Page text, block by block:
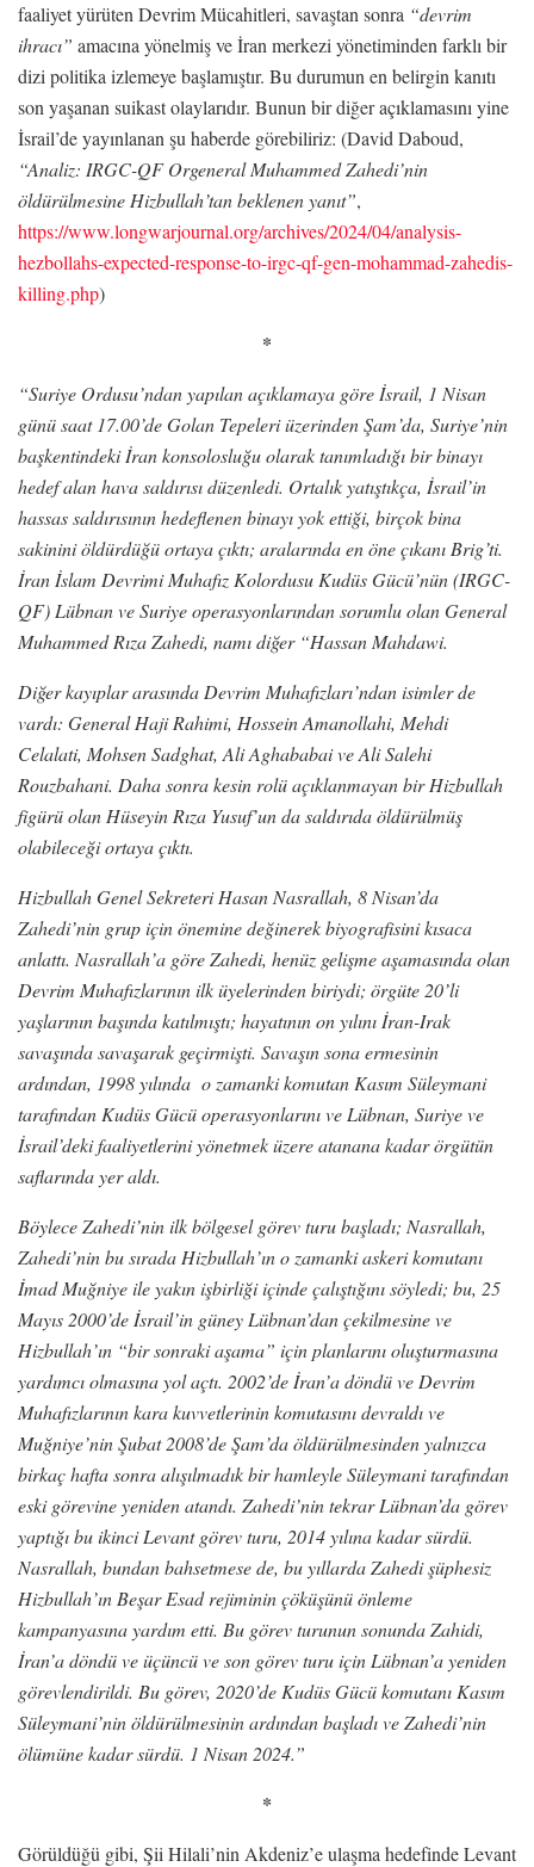
faaliyet yürüten Devrim Mücahitleri, savaştan sonra “devrim
ihracı” amacına yönelmiş ve İran merkezi yönetiminden farklı bir
dizi politika izlemeye başlamıştır. Bu durumun en belirgin kanıtı
son yaşanan suikast olaylarıdır. Bunun bir diğer açıklamasını yine
İsrail’de yayınlanan şu haberde görebiliriz: (David Daboud,
“Analiz: IRGC-QF Orgeneral Muhammed Zahedi’nin
öldürülmesine Hizbullah’tan beklenen yanıt”,
https://www.longwarjournal.org/archives/2024/04/analysis-
hezbollahs-expected-response-to-irgc-qf-gen-mohammad-zahedis-
killing.php)
*
“Suriye Ordusu’ndan yapılan açıklamaya göre İsrail, 1 Nisan
günü saat 17.00’de Golan Tepeleri üzerinden Şam’da, Suriye’nin
başkentindeki İran konsolosluğu olarak tanımladığı bir binayı
hedef alan hava saldırısı düzenledi. Ortalık yatıştıkça, İsrail’in
hassas saldırısının hedeflenen binayı yok ettiği, birçok bina
sakinini öldürdüğü ortaya çıktı; aralarında en öne çıkanı Brig’ti.
İran İslam Devrimi Muhafız Kolordusu Kudüs Gücü’nün (IRGC-
QF) Lübnan ve Suriye operasyonlarından sorumlu olan General
Muhammed Rıza Zahedi, namı diğer “Hassan Mahdawi.
Diğer kayıplar arasında Devrim Muhafızları’ndan isimler de
vardı: General Haji Rahimi, Hossein Amanollahi, Mehdi
Celalati, Mohsen Sadghat, Ali Aghababai ve Ali Salehi
Rouzbahani. Daha sonra kesin rolü açıklanmayan bir Hizbullah
figürü olan Hüseyin Rıza Yusuf’un da saldırıda öldürülmüş
olabileceği ortaya çıktı.
Hizbullah Genel Sekreteri Hasan Nasrallah, 8 Nisan’da
Zahedi’nin grup için önemine değinerek biyografisini kısaca
anlattı. Nasrallah’a göre Zahedi, henüz gelişme aşamasında olan
Devrim Muhafızlarının ilk üyelerinden biriydi; örgüte 20’li
yaşlarının başında katılmıştı; hayatının on yılını İran-Irak
savaşında savaşarak geçirmişti. Savaşın sona ermesinin
ardından, 1998 yılında o zamanki komutan Kasım Süleymani
tarafından Kudüs Gücü operasyonlarını ve Lübnan, Suriye ve
İsrail’deki faaliyetlerini yönetmek üzere atanana kadar örgütün
saflarında yer aldı.
Böylece Zahedi’nin ilk bölgesel görev turu başladı; Nasrallah,
Zahedi’nin bu sırada Hizbullah’ın o zamanki askeri komutanı
İmad Muğniye ile yakın işbirliği içinde çalıştığını söyledi; bu, 25
Mayıs 2000’de İsrail’in güney Lübnan’dan çekilmesine ve
Hizbullah’ın “bir sonraki aşama” için planlarını oluşturmasına
yardımcı olmasına yol açtı. 2002’de İran’a döndü ve Devrim
Muhafızlarının kara kuvvetlerinin komutasını devraldı ve
Muğniye’nin Şubat 2008’de Şam’da öldürülmesinden yalnızca
birkaç hafta sonra alışılmadık bir hamleyle Süleymani tarafından
eski görevine yeniden atandı. Zahedi’nin tekrar Lübnan’da görev
yaptığı bu ikinci Levant görev turu, 2014 yılına kadar sürdü.
Nasrallah, bundan bahsetmese de, bu yıllarda Zahedi şüphesiz
Hizbullah’ın Beşar Esad rejiminin çöküşünü önleme
kampanyasına yardım etti. Bu görev turunun sonunda Zahidi,
İran’a döndü ve üçüncü ve son görev turu için Lübnan’a yeniden
görevlendirildi. Bu görev, 2020’de Kudüs Gücü komutanı Kasım
Süleymani’nin öldürülmesinin ardından başladı ve Zahedi’nin
ölümüne kadar sürdü. 1 Nisan 2024.”
*
Görüldüğü gibi, Şii Hilali’nin Akdeniz’e ulaşma hedefinde Levant